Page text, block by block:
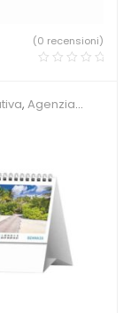
(0 recensioni)
, Agenzia